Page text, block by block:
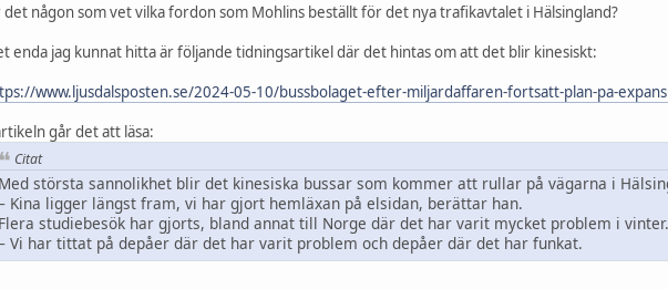
det någon som vet vilka fordon som Mohlins beställt för det nya trafikavtalet i Hälsingland?
enda jag kunnat hitta är följande tidningsartikel där det hintas om att det blir kinesiskt:
www.ljusdalsposten.se/2024-05-10/bussbolaget-efter-miljardaffaren-fortsatt-plan-pa-
går det att läsa:
Citat
Med största sannolikhet blir det kinesiska bussar som kommer att rullar på vägarna i
Kina ligger längst fram, vi har gjort hemläxan på elsidan, berättar han.
Flera studiebesök har gjorts, bland annat till Norge där det har varit mycket problem i vinter.
Vi har tittat på depåer där det har varit problem och depåer där det har funkat.